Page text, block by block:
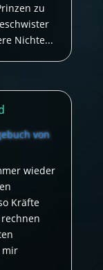
zu
Nichte...
von
wieder
Kräfte
mir